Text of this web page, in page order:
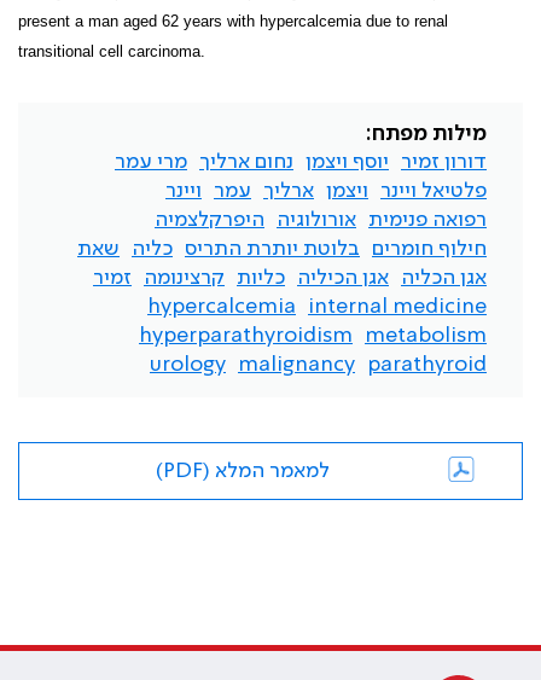
present a man aged 62 years with hypercalcemia due to renal
transitional cell carcinoma.
מילות מפתח:
דורון זמיר
יוסף ויצמן נחום ארליך
מרי עמר
פלטיאל ויינר
ויצמן ארליך עמר
ויינר
רפואה פנימית
אורולוגיה
היפרקלצמיה
חילוף חומרים
בלוטת יותרת התריס כליה
שאת
אגן הכליה
אגן הכיליה כליות קרצינומה
זמיר
internal medicine
hypercalcemia
metabolism
hyperparathyroidism
parathyroid
malignancy
urology
למאמר המלא (PDF)